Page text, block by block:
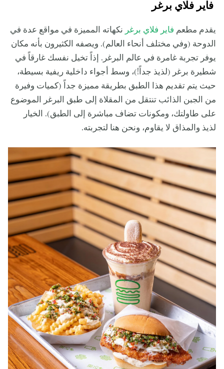
فاير فلاي برغر
يقدم مطعم فاير فلاي برغر نكهاته المميزة في مواقع عدة في
الدوحة (وفي مختلف أنحاء العالم). ويصفه الكثيرون بأنه مكان
يوفر تجربة غامرة في عالم البرغر. إذاً تخيل نفسك غارقاً في
شطيرة برغر (لذيذ جداً!)، وسط أجواء داخلية ريفية بسيطة،
حيث يتم تقديم هذا الطبق بطريقة مميزة جداً (كميات وفيرة
من الجبن الذائب تنتقل من المقلاة إلى طبق البرغر الموضوع
على طاولتك، ومكونات تضاف مباشرة إلى الطبق). الخيار
لذيذ والمذاق لا يقاوم، ونحن هنا لتجربته.